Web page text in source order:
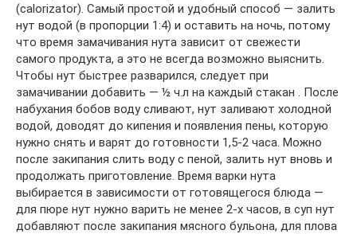
(calorizator). Самый простой и удобный способ — залить
нут водой (в пропорции 1:4) и оставить на ночь, потому
что время замачивания нута зависит от свежести
самого продукта, а это не всегда возможно выяснить.
Чтобы нут быстрее разварился, следует при
замачивании добавить — ½ ч.л на каждый стакан . После
набухания бобов воду сливают, нут заливают холодной
водой, доводят до кипения и появления пены, которую
нужно снять и варят до готовности 1,5-2 часа. Можно
после закипания слить воду с пеной, залить нут вновь и
продолжать приготовление. Время варки нута
выбирается в зависимости от готовящегося блюда —
для пюре нут нужно варить не менее 2-х часов, в суп нут
добавляют после закипания мясного бульона, для плова